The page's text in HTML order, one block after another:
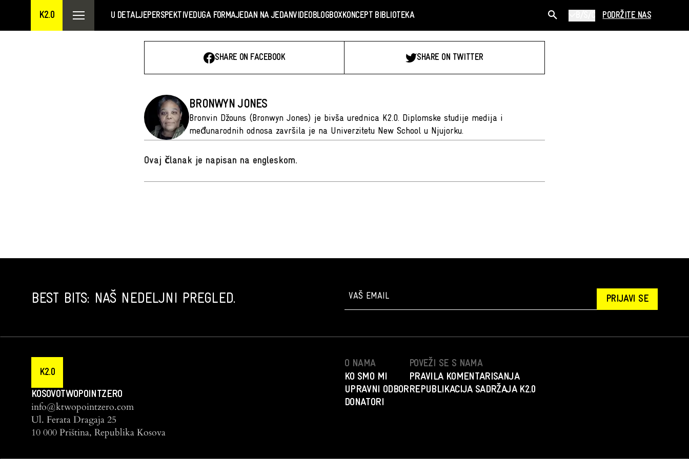
K2.0 U DETALJEPERSPEKTIVEDUGA FORMAJEDAN NA JEDANVIDEOBLOGBOXKONCEPT BIBLIOTEKA PODRŽITE NAS
SHARE ON FACEBOOK SHARE ON TWITTER
BRONWYN JONES
Bronvin Džouns (Bronwyn Jones) je bivša urednica K2.0. Diplomske studije medija i
međunarodnih odnosa završila je na Univerzitetu New School u Njujorku.
Ovaj članak je napisan na engleskom.
BEST BITS: NAŠ NEDELJNI PREGLED. PRIJAVI SE
K2.0
KOSOVOTWOPOINTZERO
info@ktwopointzero.com
Ul. Ferata Dragaja 25
10 000 Priština, Republika Kosova
O NAMA
KO SMO MI
UPRAVNI ODBOR
DONATORI
POVEŽI SE S NAMA
PRAVILA KOMENTARISANJA
REPUBLIKACIJA SADRŽAJA K2.0